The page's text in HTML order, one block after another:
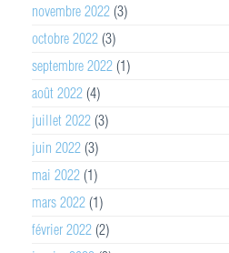
novembre 2022 (3)
octobre 2022 (3)
septembre 2022 (1)
août 2022 (4)
juillet 2022 (3)
juin 2022 (3)
mai 2022 (1)
mars 2022 (1)
février 2022 (2)